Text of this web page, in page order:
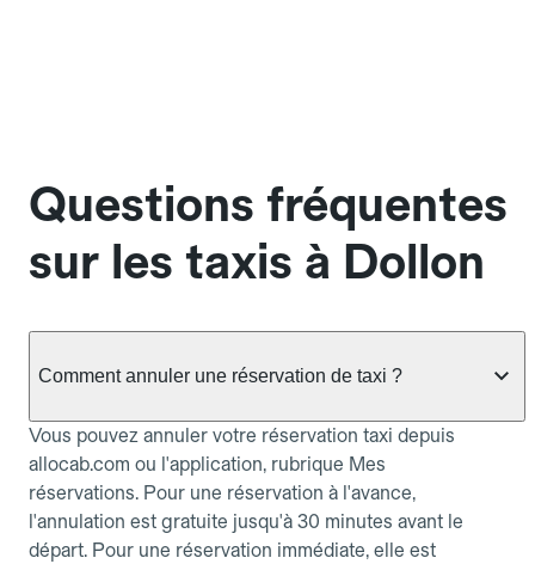
Questions fréquentes
sur les taxis à Dollon
Comment annuler une réservation de taxi ?
Vous pouvez annuler votre réservation taxi depuis
allocab.com ou l'application, rubrique Mes
réservations. Pour une réservation à l'avance,
l'annulation est gratuite jusqu'à 30 minutes avant le
départ. Pour une réservation immédiate, elle est